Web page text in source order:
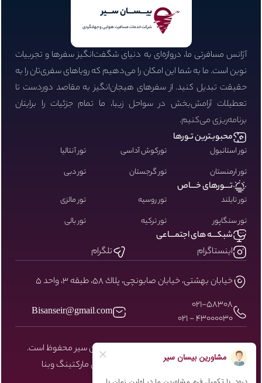
بیـــســـان ســـیر
شرکت خدمات مسافرت هوایی و جهانگردی
آژانس مسافرتی ما، دروازه‌ای به دنیای شگفت‌انگیز سفرها و تجربیات
نوین است. ما به شما این امکان را می‌دهیم که رویاهای سفری‌تان را به
حقیقت تبدیل کنید. از سفرهای هیجان‌انگیز به مقاصد دوردست تا
تعطیلات آرامش‌بخش در سواحل زیبا، ما تمام جزئیات را برایتان
برنامه‌ریزی می‌کنیم.
محبوبـترین تـورها
تور استانبول تورکوش آداسی
تور آنتالیا
تور ارمنستان
تور گرجستان تور دبی
تـــورهای خـــاص
تور تایلند تور روسیه
تور مالزی
تور سنگاپور
تور ترکیه تور بالی
شبکـــه های اجتمـــاعی
اینستاگرام
تلگرام
خيابان بهشتى، خيابان صابونچى، پلاك ٥٨، طبقه ٣، واحد ٥
۰۲۱-58308
43000030 - 021
Bisanseir@gmail.com
کلیه حقوق مادی و معنوی سایت نزد بیسان سیر محفوظ است.
طراحی و توسعه توسط شرکت دیجیتال مارکتینگوبنا